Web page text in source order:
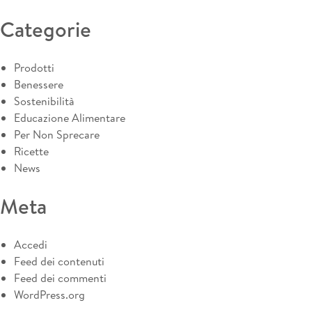
Categorie
Prodotti
Benessere
Sostenibilità
Educazione Alimentare
Per Non Sprecare
Ricette
News
Meta
Accedi
Feed dei contenuti
Feed dei commenti
WordPress.org